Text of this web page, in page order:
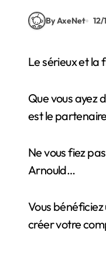
By AxeNet 12/
Le sérieux et
Que vous ayez
est le
Ne vous fiez
Arnould…
Vous
créer votre